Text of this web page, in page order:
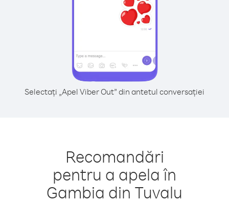
Selectați „Apel Viber Out” din antetul conversației
Recomandări
pentru a apela în
Gambia din Tuvalu